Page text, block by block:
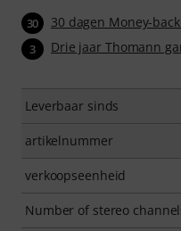
30 30 dagen Money-
3 Drie jaar Thomann
Leverbaar sinds
artikelnummer
verkoopseenheid
Number of stereo